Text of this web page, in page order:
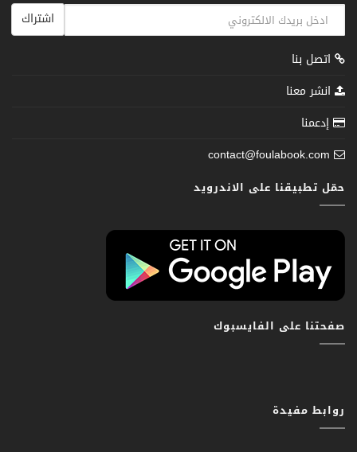
اشتراك
اتصل بنا
انشر معنا
إدعمنا
contact@foulabook.com
حمّل تطبيقنا على الاندرويد
صفحتنا على الفايسبوك
روابط مفيدة